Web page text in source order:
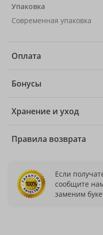
Упаковка
Современная упаковка
Оплата
Бонусы
Хранение и уход
Правила возврата
Если
сообщите
заменим